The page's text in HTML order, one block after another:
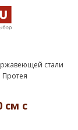
стали
см с